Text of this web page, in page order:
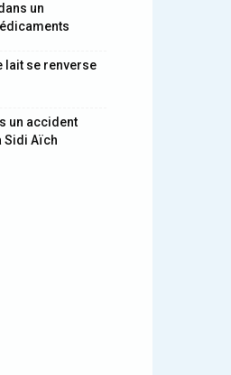
un
lait se renverse
un accident
Sidi Aïch